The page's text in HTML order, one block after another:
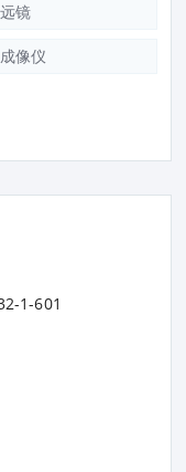
镜
像仪
1-601